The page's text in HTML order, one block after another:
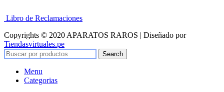
Libro de Reclamaciones
Copyrights © 2020 APARATOS RAROS | Diseñado por
Tiendasvirtuales.pe
Search
Menu
Categorias